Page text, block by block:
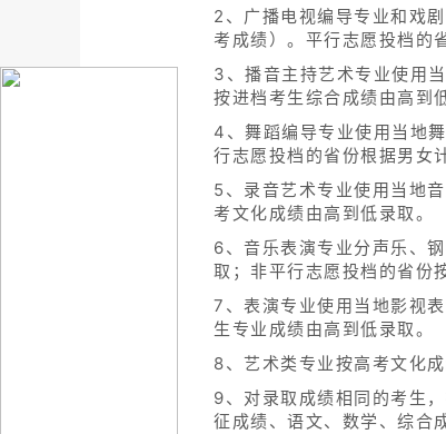
2、广播电视编导专业和戏
考成绩）。平行志愿投档的
3、播音主持艺术专业使用
按进档考生综合成绩由高
4、舞蹈编导专业使用当地
行志愿投档的省份根据男女
5、录音艺术专业使用当地
考文化成绩由高到低录取。
6、音乐表演专业分声乐、
取；非平行志愿投档的省份
7、表演专业使用当地影视
生专业成绩由高到低录取。
8、艺术类专业按高考文化
9、对录取成绩相同的考生
征成绩、语文、数学、综合